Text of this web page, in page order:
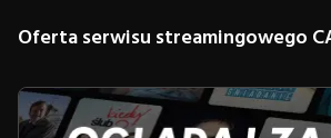
Oferta serwisu streamingowego